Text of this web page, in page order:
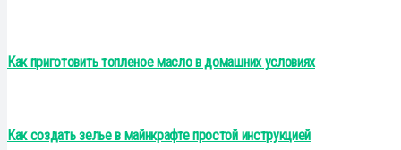
Как приготовить топленое масло в домашних условиях
Как создать зелье в майнкрафте простой инструкцией